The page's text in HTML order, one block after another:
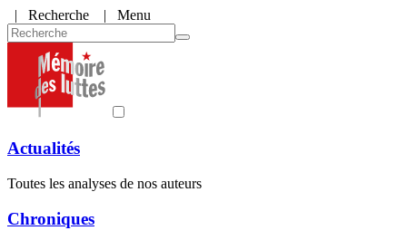
| Recherche | Menu
Actualités
Toutes les analyses de nos auteurs
Chroniques